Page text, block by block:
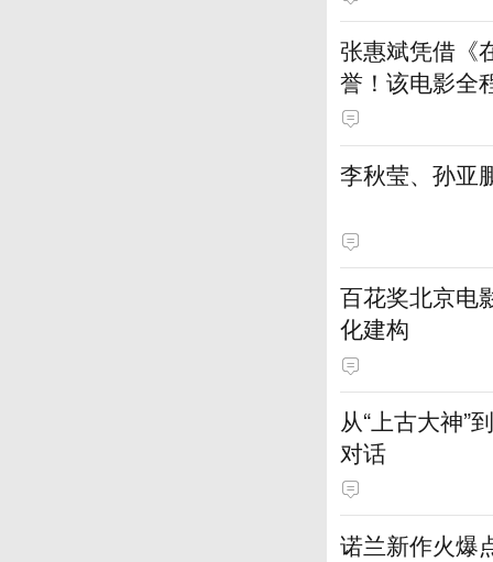
张惠斌凭借《
誉！该电影全
土演员
李秋莹、孙亚
百花奖北京电
化建构
从“上古大神”
对话
诺兰新作火爆